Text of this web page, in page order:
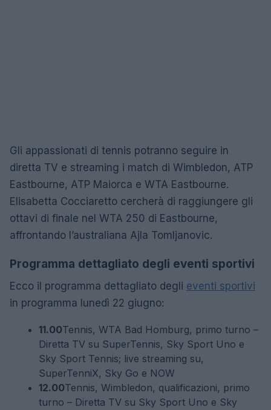
Gli appassionati di tennis potranno seguire in
diretta TV e streaming i match di Wimbledon, ATP
Eastbourne, ATP Maiorca e WTA Eastbourne.
Elisabetta Cocciaretto cercherà di raggiungere gli
ottavi di finale nel WTA 250 di Eastbourne,
affrontando l’australiana Ajla Tomljanovic.
Programma dettagliato degli eventi sportivi
Ecco il programma dettagliato degli eventi sportivi
in programma lunedì 22 giugno:
11.00Tennis, WTA Bad Homburg, primo turno –
Diretta TV su SuperTennis, Sky Sport Uno e
Sky Sport Tennis; live streaming su,
SuperTenniX, Sky Go e NOW
12.00Tennis, Wimbledon, qualificazioni, primo
turno – Diretta TV su Sky Sport Uno e Sky